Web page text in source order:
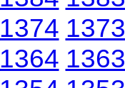
1374 1373
1364 1363